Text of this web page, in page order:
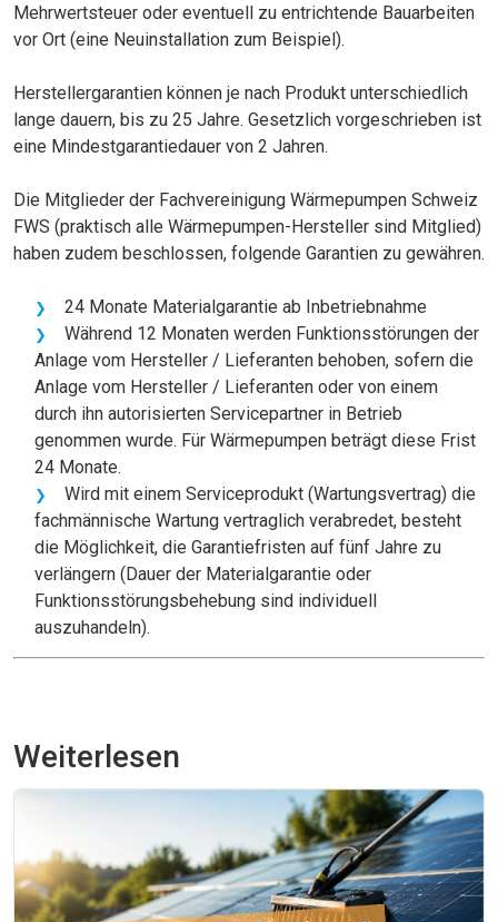
Mehrwertsteuer oder eventuell zu entrichtende Bauarbeiten
vor Ort (eine Neuinstallation zum Beispiel).
Herstellergarantien können je nach Produkt unterschiedlich
lange dauern, bis zu 25 Jahre. Gesetzlich vorgeschrieben ist
eine Mindestgarantiedauer von 2 Jahren.
Die Mitglieder der Fachvereinigung Wärmepumpen Schweiz
FWS (praktisch alle Wärmepumpen-Hersteller sind Mitglied)
haben zudem beschlossen, folgende Garantien zu gewähren.
24 Monate Materialgarantie ab Inbetriebnahme
Während 12 Monaten werden Funktionsstörungen der
Anlage vom Hersteller / Lieferanten behoben, sofern die
Anlage vom Hersteller / Lieferanten oder von einem
durch ihn autorisierten Servicepartner in Betrieb
genommen wurde. Für Wärmepumpen beträgt diese Frist
24 Monate.
Wird mit einem Serviceprodukt (Wartungsvertrag) die
fachmännische Wartung vertraglich verabredet, besteht
die Möglichkeit, die Garantiefristen auf fünf Jahre zu
verlängern (Dauer der Materialgarantie oder
Funktionsstörungsbehebung sind individuell
auszuhandeln).
Weiterlesen